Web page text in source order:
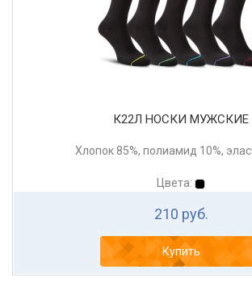
К22Л НОСКИ МУЖСКИЕ
Хлопок 85%, полиамид 10%,
Цвета:
210 руб.
Купить